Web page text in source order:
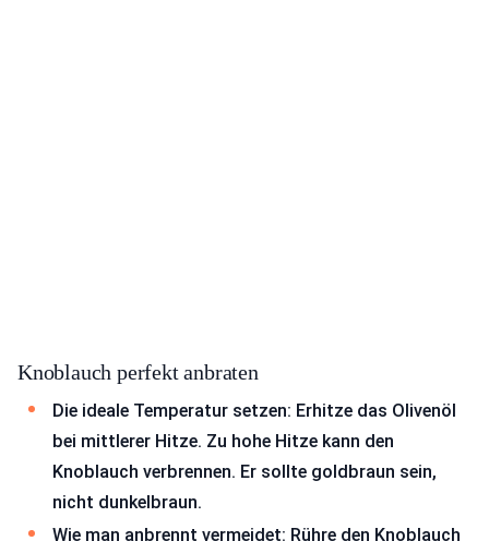
Knoblauch perfekt anbraten
Die ideale Temperatur setzen: Erhitze das Olivenöl
bei mittlerer Hitze. Zu hohe Hitze kann den
Knoblauch verbrennen. Er sollte goldbraun sein,
nicht dunkelbraun.
Wie man anbrennt vermeidet: Rühre den Knoblauch